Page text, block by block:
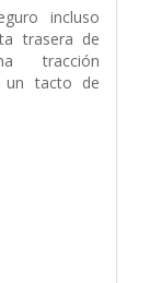
incluso
trasera de
tracción
un tacto de